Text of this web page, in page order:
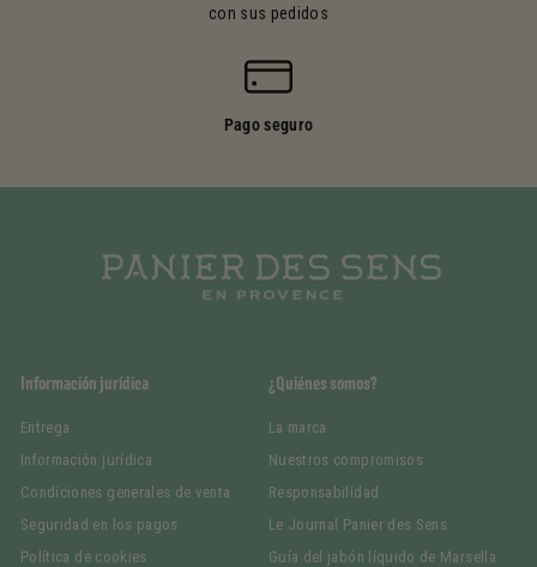
con sus pedidos
Pago seguro
Información jurídica
Entrega
Información jurídica
Condiciones generales de venta
Seguridad en los pagos
Política de cookies
¿Quiénes somos?
La marca
Nuestros compromisos
Responsabilidad
Le Journal Panier des Sens
Guía del jabón líquido de Marsella